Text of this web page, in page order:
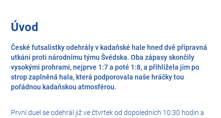
Úvod
České futsalistky odehrály v kadaňské hale hned dvě přípravná
utkání proti národnímu týmu Švédska. Oba zápasy skončily
vysokými prohrami, nejprve 1:7 a poté 1:8, a přihlížela jim po
strop zaplněná hala, která podporovala naše hráčky tou
pořádnou kadaňskou atmosférou.
První duel se odehrál již ve čtvrtek od dopoledních 10:30 hodin a